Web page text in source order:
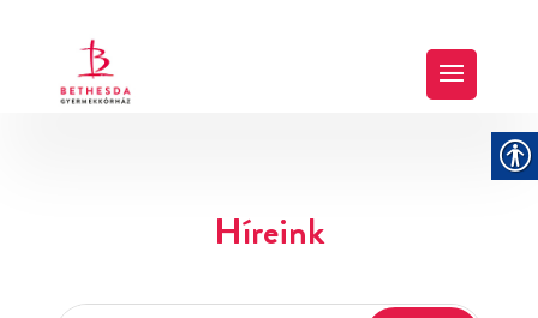
Híreink